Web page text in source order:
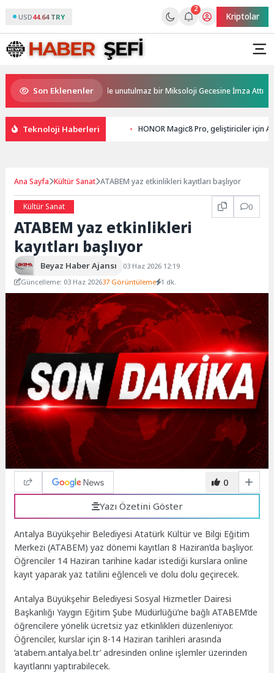
USD44.64 TRY
2
Kriptolar
Son Eklenenler
bar Panda & Sons ile unutulmaz bir Miksoloji Gecesine İmza Attı
Teknoloji Haberleri HONOR Magic8 Pro, geliştiriciler için
Ana Sayfa Kültür Sanat ATABEM yaz etkinlikleri kayıtları başlıyor
Kültür Sanat 0
ATABEM yaz etkinlikleri
kayıtları başlıyor
Beyaz Haber Ajansı
03 Haz 2026 12:19
Güncelleme: 03 Haz 202637 Görüntüleme 1 dk.
0
Yazı Özetini Göster
Antalya Büyükşehir Belediyesi Atatürk Kültür ve Bilgi Eğitim
Merkezi (ATABEM) yaz dönemi kayıtları 8 Haziran’da başlıyor.
Öğrenciler 14 Haziran tarihine kadar istediği kurslara online
kayıt yaparak yaz tatilini eğlenceli ve dolu dolu geçirecek.
Antalya Büyükşehir Belediyesi Sosyal Hizmetler Dairesi
Başkanlığı Yaygın Eğitim Şube Müdürlüğü’ne bağlı ATABEM’de
öğrencilere yönelik ücretsiz yaz etkinlikleri düzenleniyor.
Öğrenciler, kurslar için 8-14 Haziran tarihleri arasında
‘atabem.antalya.bel.tr’ adresinden online işlemler üzerinden
kayıtlarını yaptırabilecek.